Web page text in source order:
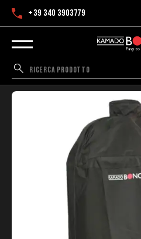
+39 340 3903779